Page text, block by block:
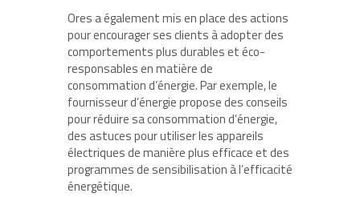
Ores a également mis en place des actions
pour encourager ses clients à adopter des
comportements plus durables et éco-
responsables en matière de
consommation d’énergie. Par exemple, le
fournisseur d’énergie propose des conseils
pour réduire sa consommation d’énergie,
des astuces pour utiliser les appareils
électriques de manière plus efficace et des
programmes de sensibilisation à l’efficacité
énergétique.